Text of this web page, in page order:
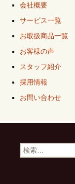
会社概要
サービス一覧
お取扱商品一覧
お客様の声
スタッフ紹介
採用情報
お問い合わせ
検
索: